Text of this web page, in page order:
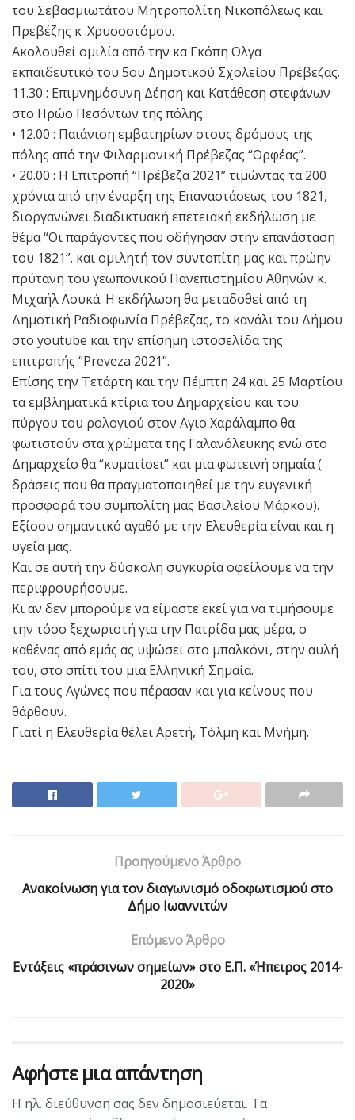
του Σεβασμιωτάτου Μητροπολίτη Νικοπόλεως και
Πρεβέζης κ .Χρυσοστόμου.
Ακολουθεί ομιλία από την κα Γκόπη Ολγα
εκπαιδευτικό του 5ου Δημοτικού Σχολείου Πρέβεζας.
11.30 : Επιμνημόσυνη Δέηση και Κατάθεση στεφάνων
στο Ηρώο Πεσόντων της πόλης.
• 12.00 : Παιάνιση εμβατηρίων στους δρόμους της
πόλης από την Φιλαρμονική Πρέβεζας “Ορφέας”.
• 20.00 : Η Επιτροπή “Πρέβεζα 2021” τιμώντας τα 200
χρόνια από την έναρξη της Επαναστάσεως του 1821,
διοργανώνει διαδικτυακή επετειακή εκδήλωση με
θέμα “Οι παράγοντες που οδήγησαν στην επανάσταση
του 1821”. και ομιλητή τον συντοπίτη μας και πρώην
πρύτανη του γεωπονικού Πανεπιστημίου Αθηνών κ.
Μιχαήλ Λουκά. Η εκδήλωση θα μεταδοθεί από τη
Δημοτική Ραδιοφωνία Πρέβεζας, το κανάλι του Δήμου
στο youtube και την επίσημη ιστοσελίδα της
επιτροπής “Preveza 2021”.
Επίσης την Τετάρτη και την Πέμπτη 24 και 25 Μαρτίου
τα εμβληματικά κτίρια του Δημαρχείου και του
πύργου του ρολογιού στον Αγιο Χαράλαμπο θα
φωτιστούν στα χρώματα της Γαλανόλευκης ενώ στο
Δημαρχείο θα “κυματίσει” και μια φωτεινή σημαία (
δράσεις που θα πραγματοποιηθεί με την ευγενική
προσφορά του συμπολίτη μας Βασιλείου Μάρκου).
Εξίσου σημαντικό αγαθό με την Ελευθερία είναι και η
υγεία μας.
Και σε αυτή την δύσκολη συγκυρία οφείλουμε να την
περιφρουρήσουμε.
Κι αν δεν μπορούμε να είμαστε εκεί για να τιμήσουμε
την τόσο ξεχωριστή για την Πατρίδα μας μέρα, ο
καθένας από εμάς ας υψώσει στο μπαλκόνι, στην αυλή
του, στο σπίτι του μια Ελληνική Σημαία.
Για τους Αγώνες που πέρασαν και για κείνους που
θάρθουν.
Γιατί η Ελευθερία θέλει Αρετή, Τόλμη και Μνήμη.
Προηγούμενο Άρθρο
Aνακοίνωση για τον διαγωνισμό οδοφωτισμού στο
Δήμο Ιωαννιτών
Επόμενο Άρθρο
Εντάξεις «πράσινων σημείων» στο Ε.Π. «Ήπειρος 2014-
2020»
Αφήστε μια απάντηση
Η ηλ. διεύθυνση σας δεν δημοσιεύεται. Τα